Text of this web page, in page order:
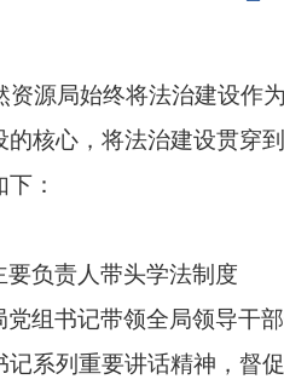
资源局始终将法治建设作为
核心，将法治建设贯穿到
：
要负责人带头学法制度
党组书记带领全局领导干
系列重要讲话精神，督